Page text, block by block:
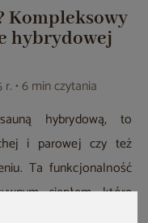
Kompleksowy
hybrydowej
r. • 6 min czytania
hybrydową, to
i parowej czy też
Ta funkcjonalność
ciepłem, które